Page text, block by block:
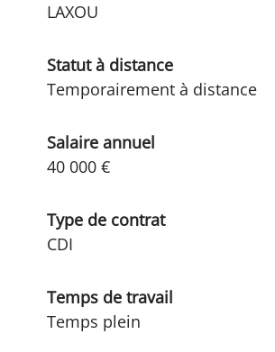
LAXOU
Statut à distance
Temporairement à distance
Salaire annuel
40 000 €
Type de contrat
CDI
Temps de travail
Temps plein